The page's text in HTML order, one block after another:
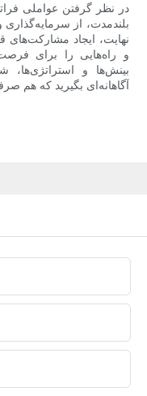
در نظر گرفتن عواملی
بلندمدت، از
نهایت، ایجاد مشارکت‌های
و راه‌هایی را برای
بینش‌ها و
آگاهانه‌ای بگیرید که هم